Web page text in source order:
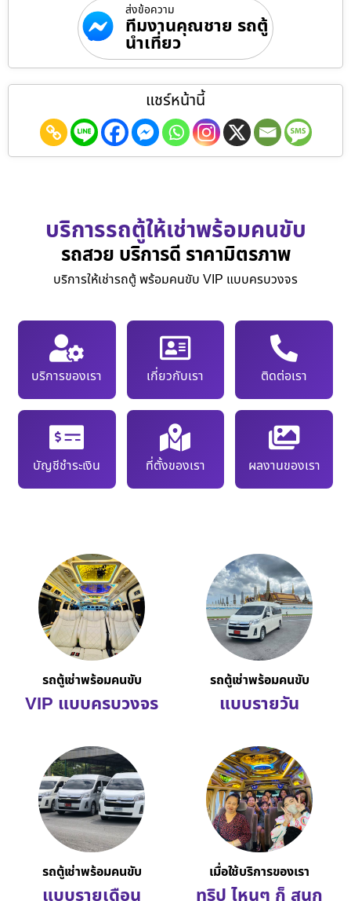
ส่งข้อความ
ทีมงานคุณชาย รถตู้
นำเที่ยว
แชร์หน้านี้
บริการรถตู้ให้เช่าพร้อมคนขับ
รถสวย บริการดี ราคามิตรภาพ
บริการให้เช่ารถตู้ พร้อมคนขับ VIP แบบครบวงจร
บริการของเรา เกี่ยวกับเรา ติดต่อเรา
บัญชีชำระเงิน ที่ตั้งของเรา ผลงานของเรา
รถตู้เช่าพร้อมคนขับ
VIP แบบครบวงจร
รถตู้เช่าพร้อมคนขับ
แบบรายวัน
รถตู้เช่าพร้อมคนขับ เมื่อใช้บริการของเรา